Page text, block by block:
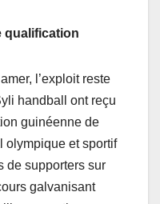
qualification
l’exploit reste
handball ont reçu
guinéenne de
olympique et sportif
de supporters sur
galvanisant